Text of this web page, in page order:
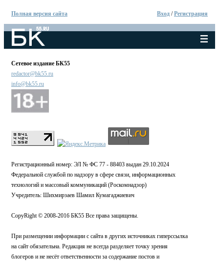
Полная версия сайта Вход /Регистрация
Сетевое издание БК55
redactor@bk55.ru
info@bk55.ru
Регистрационный номер: ЭЛ № ФС 77 - 88403 выдан 29.10.2024
Федеральной службой по надзору в сфере связи, информационных
технологий и массовый коммуникаций (Роскомнадзор)
Учредитель: Шихмирзаев Шамил Кумагаджиевич
CopyRight © 2008-2016 БК55 Все права защищены.
При размещении информации с сайта в других источниках гиперссылка
на сайт обязательна. Редакция не всегда разделяет точку зрения
блогеров и не несёт ответственности за содержание постов и